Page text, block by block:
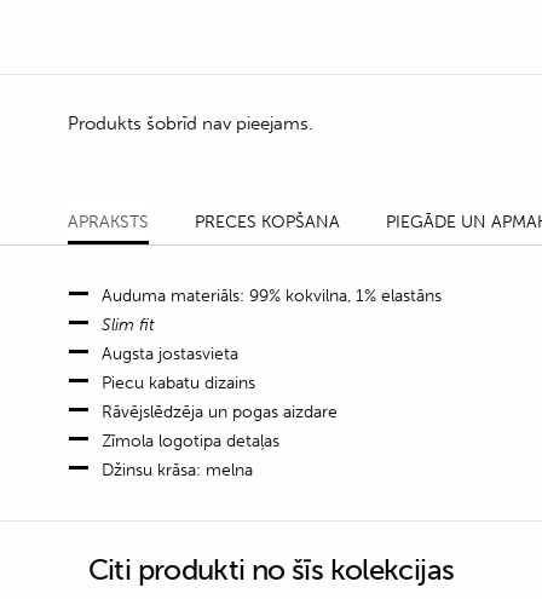
Produkts šobrīd nav pieejams.
APRAKSTS PRECES KOPŠANA PIEGĀDE UN
Auduma materiāls: 99% kokvilna, 1% elastāns
Slim fit
Augsta jostasvieta
Piecu kabatu dizains
Rāvējslēdzēja un pogas aizdare
Zīmola logotipa detaļas
Džinsu krāsa: melna
Citi produkti no šīs kolekcijas